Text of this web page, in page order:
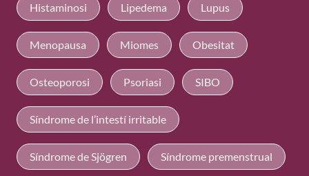
Histaminosi Lipedema Lupus
Menopausa Miomes Obesitat
Osteoporosi Psoriasi SIBO
Síndrome de l’intestí irritable
Síndrome de Sjögren Síndrome premenstrual